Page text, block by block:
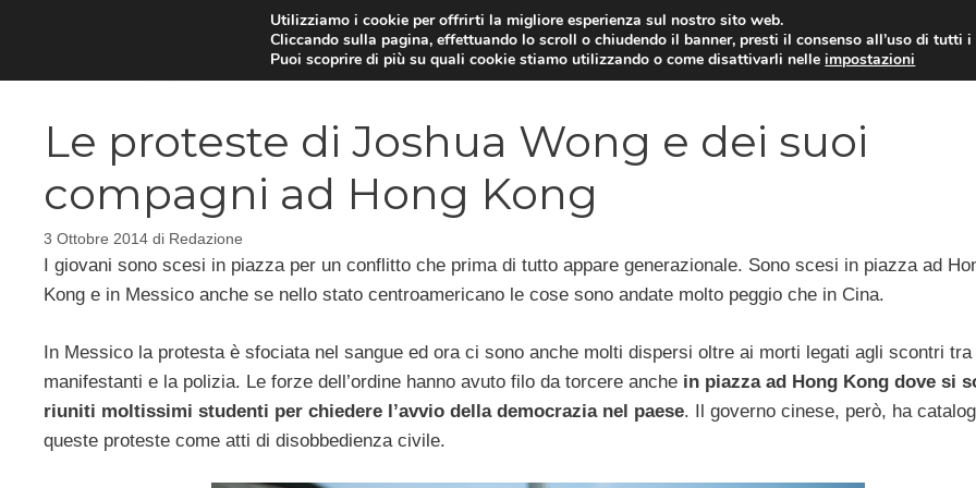
YUAN COIN GOSSIP NEWS DAL
Le proteste di Joshua Wong e dei suoi
compagni ad Hong Kong
3 Ottobre 2014 di Redazione
I giovani sono scesi in piazza per un conflitto che prima di tutto appare generazionale. Sono scesi in piazza ad
Kong e in Messico anche se nello stato centroamericano le cose sono andate molto peggio che in Cina.
In Messico la protesta è sfociata nel sangue ed ora ci sono anche molti dispersi oltre ai morti legati agli scontri tra
manifestanti e la polizia. Le forze dell’ordine hanno avuto filo da torcere anche in piazza ad Hong Kong dove si
riuniti moltissimi studenti per chiedere l’avvio della democrazia nel paese. Il governo cinese, però, ha
queste proteste come atti di disobbedienza civile.
Utilizziamo i cookie per offrirti la migliore esperienza sul nostro sito web.
Cliccando sulla pagina, effettuando lo scroll o chiudendo il banner, presti il consenso all’uso di tutti i
Puoi scoprire di più su quali cookie stiamo utilizzando o come disattivarli nelleimpostazioni